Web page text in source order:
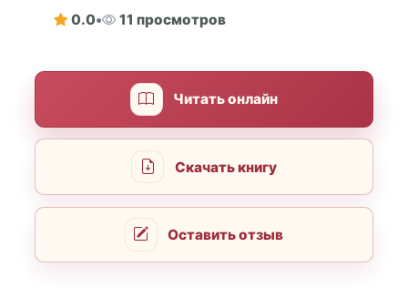
0.0• 11 просмотров
Читать онлайн
Скачать книгу
Оставить отзыв